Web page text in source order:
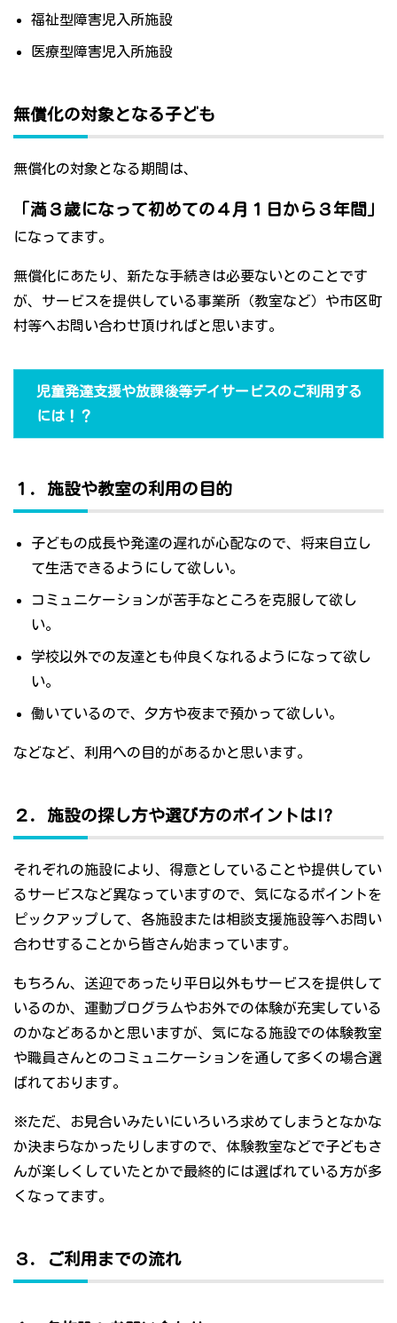
福祉型障害児入所施設
医療型障害児入所施設
無償化の対象となる子ども
無償化の対象となる期間は、
「満３歳になって初めての４月１日から３年間」
になってます。
無償化にあたり、新たな手続きは必要ないとのことです
が、サービスを提供している事業所（教室など）や市区町
村等へお問い合わせ頂ければと思います。
児童発達支援や放課後等デイサービスのご利用する
には！？
１．施設や教室の利用の目的
子どもの成長や発達の遅れが心配なので、将来自立し
て生活できるようにして欲しい。
コミュニケーションが苦手なところを克服して欲し
い。
学校以外での友達とも仲良くなれるようになって欲し
い。
働いているので、夕方や夜まで預かって欲しい。
などなど、利用への目的があるかと思います。
２．施設の探し方や選び方のポイントは!?
それぞれの施設により、得意としていることや提供してい
るサービスなど異なっていますので、気になるポイントを
ピックアップして、各施設または相談支援施設等へお問い
合わせすることから皆さん始まっています。
もちろん、送迎であったり平日以外もサービスを提供して
いるのか、運動プログラムやお外での体験が充実している
のかなどあるかと思いますが、気になる施設での体験教室
や職員さんとのコミュニケーションを通して多くの場合選
ばれております。
※ただ、お見合いみたいにいろいろ求めてしまうとなかな
か決まらなかったりしますので、体験教室などで子どもさ
んが楽しくしていたとかで最終的には選ばれている方が多
くなってます。
３．ご利用までの流れ